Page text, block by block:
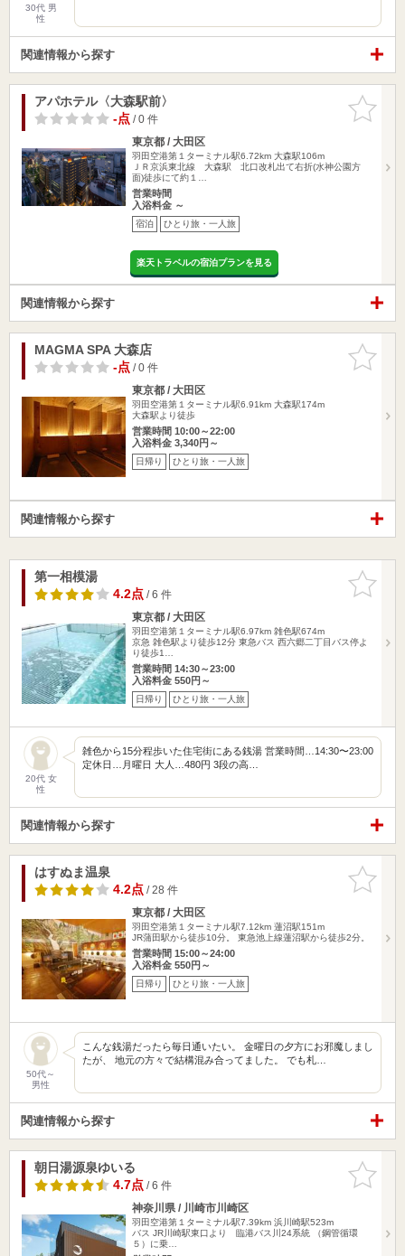
30代 男
性
関連情報から探す
お気に入
りに追加
アパホテル〈大森駅前〉
-点/ 0 件
東京都 / 大田区
羽田空港第１ターミナル駅6.72km 大森駅106m
ＪＲ京浜東北線 大森駅 北口改札出て右折(水神公園方
面)徒歩にて約１…
営業時間
入浴料金 ～
宿泊 ひとり旅・一人旅
楽天トラベルの宿泊プランを見る
関連情報から探す
お気に入
りに追加
MAGMA SPA 大森店
-点/ 0 件
東京都 / 大田区
羽田空港第１ターミナル駅6.91km 大森駅174m
大森駅より徒歩
営業時間 10:00～22:00
入浴料金 3,340円～
日帰り ひとり旅・一人旅
関連情報から探す
お気に入
りに追加
第一相模湯
4.2点/ 6 件
東京都 / 大田区
羽田空港第１ターミナル駅6.97km 雑色駅674m
京急 雑色駅より徒歩12分 東急バス 西六郷二丁目バス停よ
り徒歩1…
営業時間 14:30～23:00
入浴料金 550円～
日帰り ひとり旅・一人旅
20代 女
性
雑色から15分程歩いた住宅街にある銭湯 営業時間…14:30〜23:00
定休日…月曜日 大人…480円 3段の高…
関連情報から探す
お気に入
りに追加
はすぬま温泉
4.2点/ 28 件
東京都 / 大田区
羽田空港第１ターミナル駅7.12km 蓮沼駅151m
JR蒲田駅から徒歩10分。 東急池上線蓮沼駅から徒歩2分。
営業時間 15:00～24:00
入浴料金 550円～
日帰り ひとり旅・一人旅
50代～
男性
こんな銭湯だったら毎日通いたい。 金曜日の夕方にお邪魔しまし
たが、 地元の方々で結構混み合ってました。 でも札…
関連情報から探す
お気に入
りに追加
朝日湯源泉ゆいる
4.7点/ 6 件
神奈川県 / 川崎市川崎区
羽田空港第１ターミナル駅7.39km 浜川崎駅523m
バス JR川崎駅東口より 臨港バス川24系統 （鋼管循環
５）に乗…